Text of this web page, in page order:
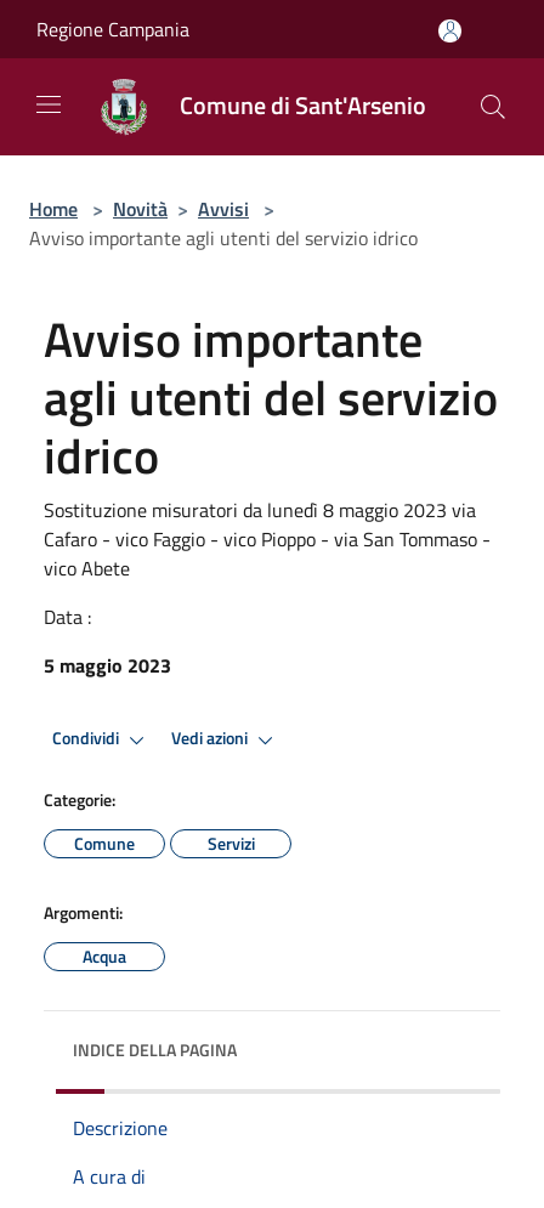
Regione Campania
Comune di Sant'Arsenio
Home > Novità > Avvisi >
Avviso importante agli utenti del servizio idrico
Avviso importante
agli utenti del servizio
idrico
Sostituzione misuratori da lunedì 8 maggio 2023 via
Cafaro - vico Faggio - vico Pioppo - via San Tommaso -
vico Abete
Data :
5 maggio 2023
Condividi Vedi azioni
Categorie:
Comune
Servizi
Argomenti:
Acqua
INDICE DELLA PAGINA
Descrizione
A cura di